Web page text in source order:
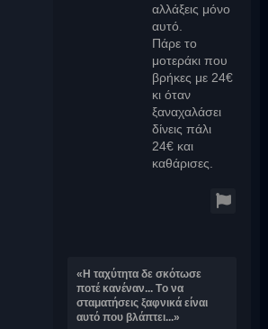
αλλάξεις μόνο
αυτό.
Πάρε το
μοτεράκι που
βρήκες με 24€
κι όταν
ξαναχαλάσει
δίνεις πάλι
24€ και
καθάρισες.
«H ταχύτητα δε σκότωσε
ποτέ κανέναν... Tο να
σταματήσεις ξαφνικά είναι
αυτό που βλάπτει...»